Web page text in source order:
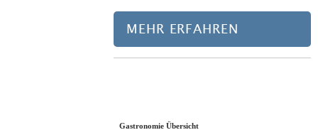
MEHR ERFAHREN
Gastronomie Übersicht